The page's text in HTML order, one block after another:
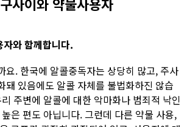
와 함께합니다.
요. 한국에 알콜중독자는 상당히 많고, 주사
돼 있음에도 알콜 자체를 불법화하진 않습
주변에 알콜에 대한 악마화나 범죄적 낙인
은 편도 아닙니다. 그런데 다른 약물 사용,